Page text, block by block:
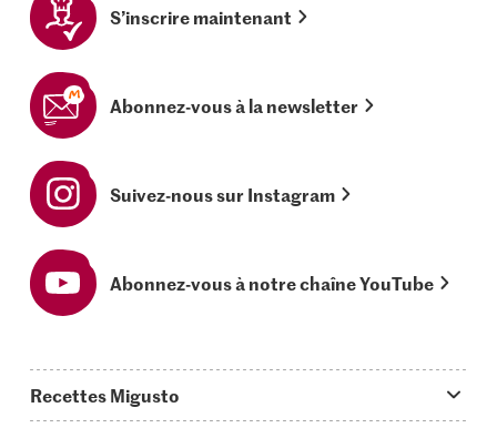
S’inscrire maintenant
Abonnez-vous à la newsletter
Suivez-nous sur Instagram
Abonnez-vous à notre chaîne YouTube
Recettes Migusto